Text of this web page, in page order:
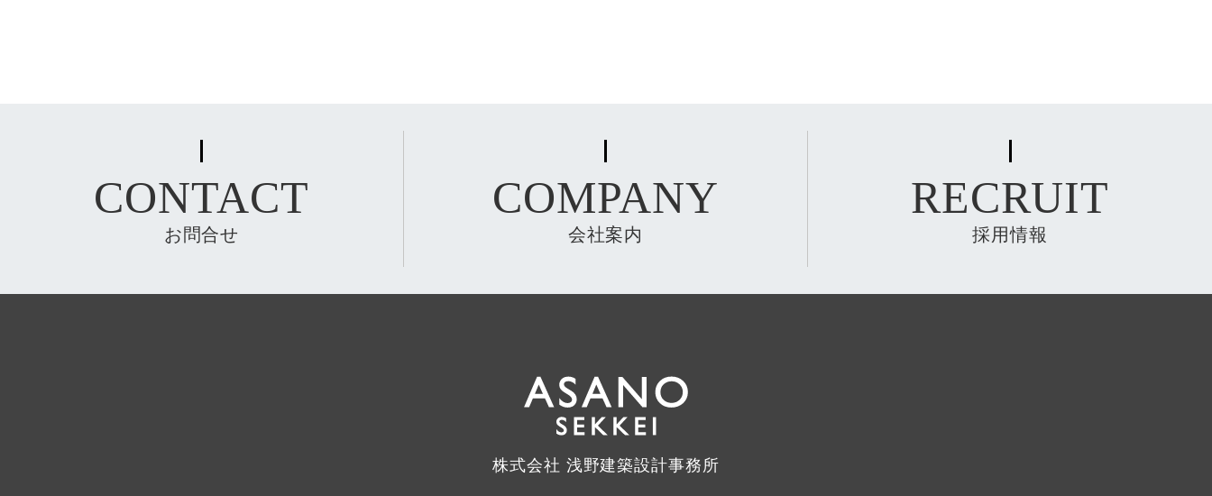
CONTACT
お問合せ
COMPANY
会社案内
RECRUIT
採用情報
株式会社 浅野建築設計事務所